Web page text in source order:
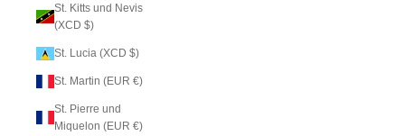
St. Kitts und Nevis
(XCD $)
St. Lucia (XCD $)
St. Martin (EUR €)
St. Pierre und
Miquelon (EUR €)